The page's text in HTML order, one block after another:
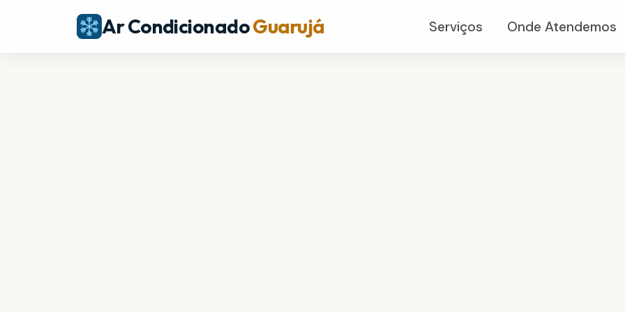
Ar CondicionadoGuarujá Serviços Onde Atendemos